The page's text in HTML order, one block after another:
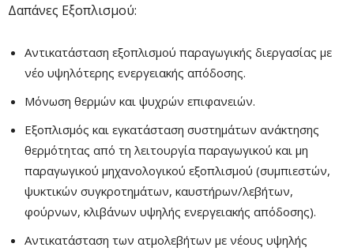
Δαπάνες Εξοπλισμού:
Αντικατάσταση εξοπλισμού παραγωγικής διεργασίας με
νέο υψηλότερης ενεργειακής απόδοσης.
Μόνωση θερμών και ψυχρών επιφανειών.
Εξοπλισμός και εγκατάσταση συστημάτων ανάκτησης
θερμότητας από τη λειτουργία παραγωγικού και μη
παραγωγικού μηχανολογικού εξοπλισμού (συμπιεστών,
ψυκτικών συγκροτημάτων, καυστήρων/λεβήτων,
φούρνων, κλιβάνων υψηλής ενεργειακής απόδοσης).
Αντικατάσταση των ατμολεβήτων με νέους υψηλής